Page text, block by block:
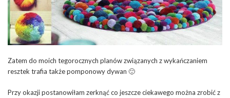
Zatem do moich tegorocznych planów związanych z wykańczaniem
resztek trafia także pomponowy dywan 🙂
Przy okazji postanowiłam zerknąć co jeszcze ciekawego można zrobić z